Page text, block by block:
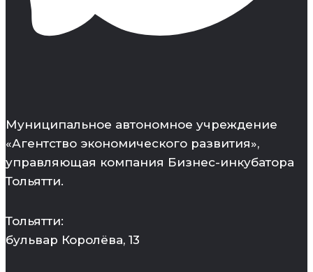
Муниципальное автономное учреждение
«Агентство экономического развития»,
управляющая компания Бизнес-инкубатора
Тольятти.
Тольятти:
бульвар Королёва, 13